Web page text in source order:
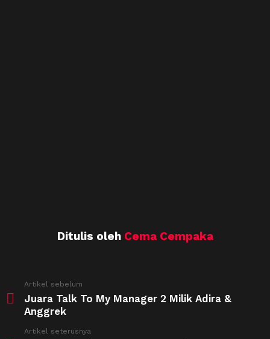
Ditulis oleh Cema Cempaka
more
Artikel sebelum
Juara Talk To My Manager 2 Milik Adira &
Anggrek
Artikel seterusnya